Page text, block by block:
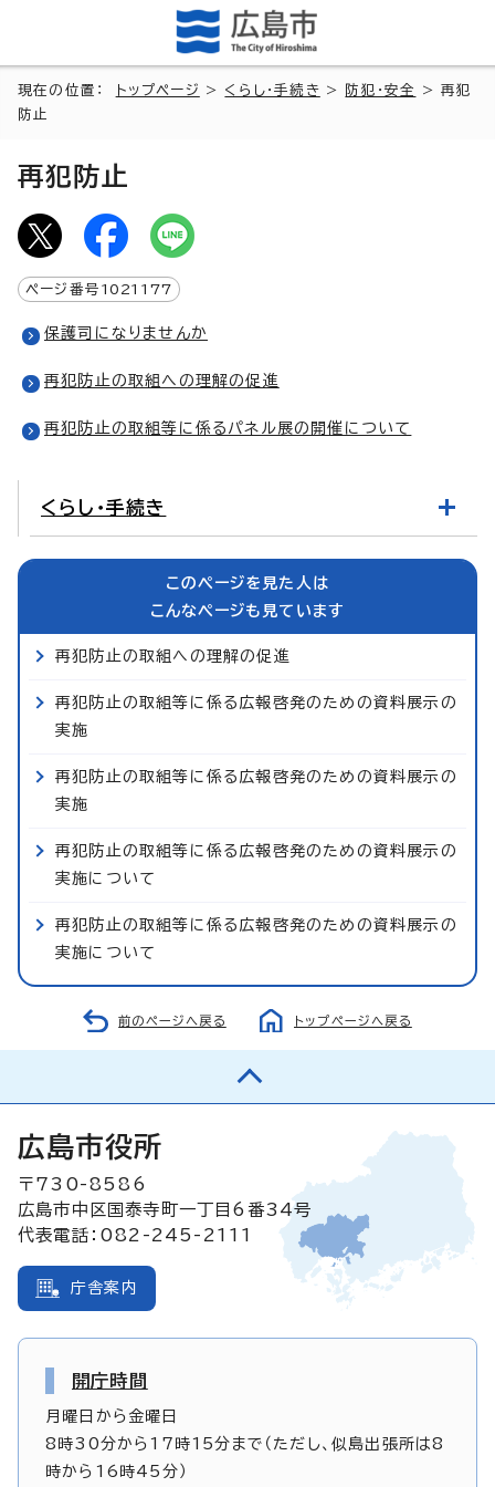
現在の位置： トップページ > くらし・手続き > 防犯・安全
> 再犯
防止
再犯防止
ページ番号 1021177
保護司になりませんか
再犯防止の取組への理解の促進
再犯防止の取組等に係るパネル展の開催について
くらし・手続き
このページを見た人は
こんなページも見ています
再犯防止の取組への理解の促進
再犯防止の取組等に係る広報啓発のための資料展示の
実施
再犯防止の取組等に係る広報啓発のための資料展示の
実施
再犯防止の取組等に係る広報啓発のための資料展示の
実施について
再犯防止の取組等に係る広報啓発のための資料展示の
実施について
前のページへ戻る トップページへ戻る
広島市役所
〒730-8586
広島市中区国泰寺町一丁目6番34号
代表電話：082-245-2111
庁舎案内
開庁時間
月曜日から金曜日
8時30分から17時15分まで（ただし、似島出張所は8
時から16時45分）